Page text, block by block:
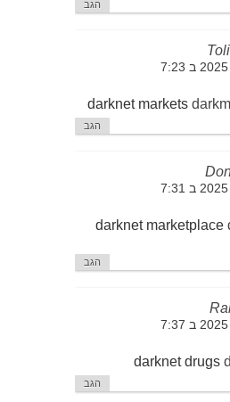
הגב
darknet markets
הגב
darknet marketplace
הגב
darknet drugs
הגב